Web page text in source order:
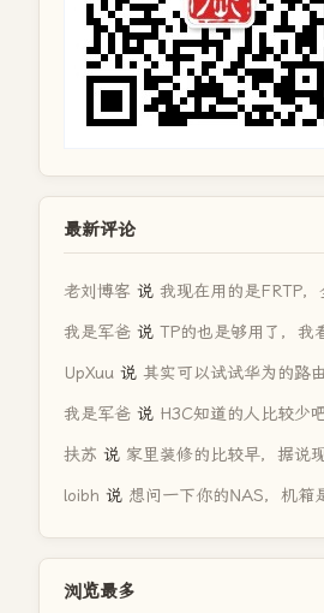
最新评论
老刘博客 说 我现在用的是FRTP
我是军爸 说 TP的也是够用了，我
UpXuu 说 其实可以试试华为的路
我是军爸 说 H3C知道的人比较少
扶苏 说 家里装修的比较早，据说
loibh 说 想问一下你的NAS，机箱
浏览最多